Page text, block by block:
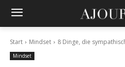
Start Mindset 8 Dinge, die
Mindset